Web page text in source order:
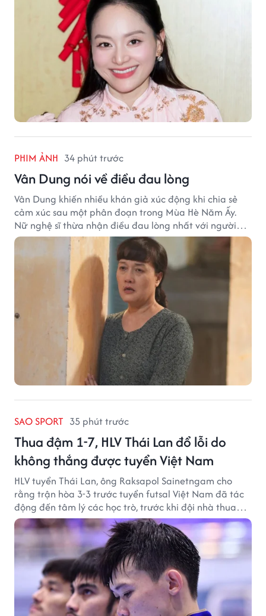
PHIM ẢNH 34 phút trước
Vân Dung nói về điều đau lòng
Vân Dung khiến nhiều khán giả xúc động khi chia sẻ
cảm xúc sau một phân đoạn trong Mùa Hè Năm Ấy.
Nữ nghệ sĩ thừa nhận điều đau lòng nhất với người
mẹ không phải sự nghèo khó, mà là khi các con phải
chứng kiến những tổn thương trong chính ngôi nhà
SAO SPORT 35 phút trước
Thua đậm 1-7, HLV Thái Lan đổ lỗi do
không thắng được tuyển Việt Nam
HLV tuyển Thái Lan, ông Raksapol Sainetngam cho
rằng trận hòa 3-3 trước tuyển futsal Việt Nam đã tác
động đến tâm lý các học trò, trước khi đội nhà thua
đậm Nga 1-7.